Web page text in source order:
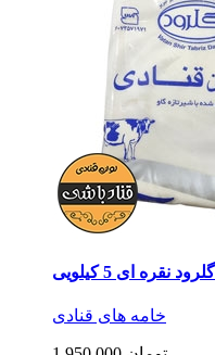
نقره ای 5 کیلویی
خامه های قنادی